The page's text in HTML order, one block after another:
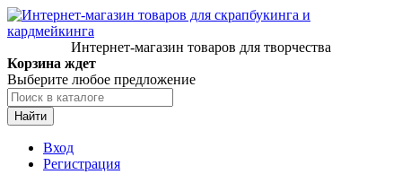
Интернет-магазин товаров для творчества
Корзина ждет
Выберите любое предложение
Найти
Вход
Регистрация